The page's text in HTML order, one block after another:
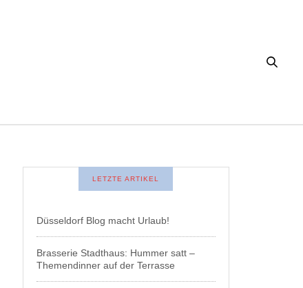
LETZTE ARTIKEL
Düsseldorf Blog macht Urlaub!
Brasserie Stadthaus: Hummer satt –
Themendinner auf der Terrasse